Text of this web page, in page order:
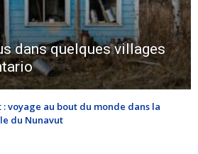
dans quelques villages
voyage au bout du monde dans la
du Nunavut